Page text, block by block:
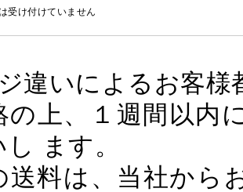
受け付けていません
違いによるお客
の上、１週間以
ます。
送料は、当社か